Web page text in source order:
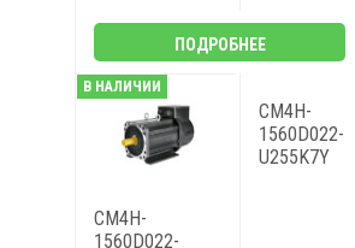
ПОДРОБНЕЕ
В НАЛИЧИИ
CM4H-
1560D022-
U255K7Y
CM4H-
1560D022-